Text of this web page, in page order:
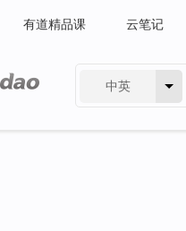
有道精品课 云笔记
中英